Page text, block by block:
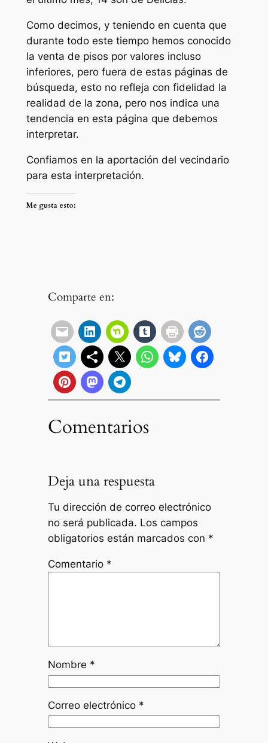
Como decimos, y teniendo en cuenta que
durante todo este tiempo hemos conocido
la venta de pisos por valores incluso
inferiores, pero fuera de estas páginas de
búsqueda, esto no refleja con fidelidad la
realidad de la zona, pero nos indica una
tendencia en esta página que debemos
interpretar.
Confiamos en la aportación del vecindario
para esta interpretación.
Me gusta esto:
Comparte en:
Comentarios
Deja una respuesta
Tu dirección de correo electrónico
no será publicada. Los campos
obligatorios están marcados con *
Comentario *
Nombre *
Correo electrónico *